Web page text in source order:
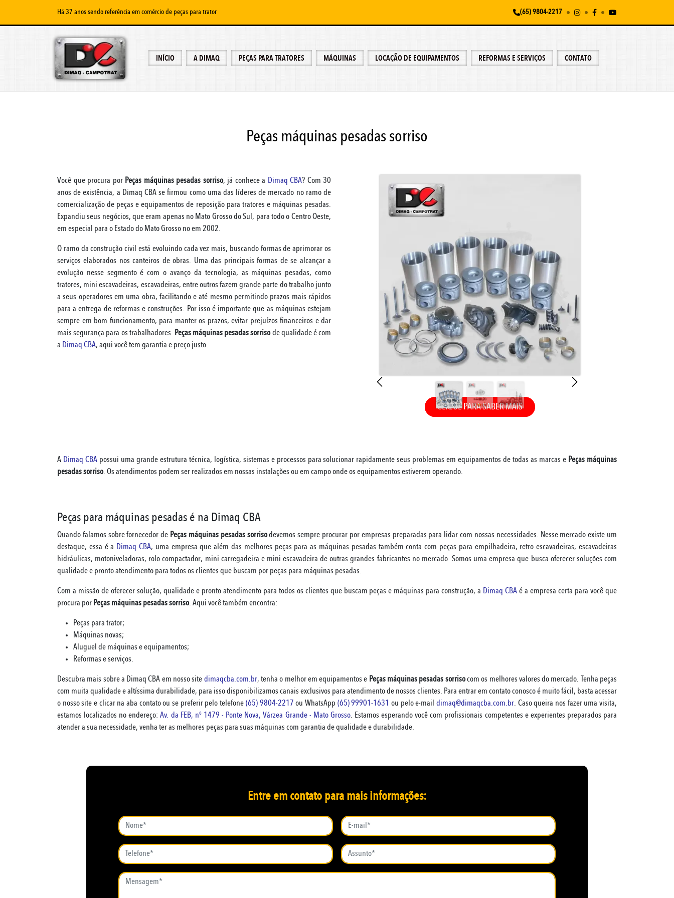
Há 37 anos sendo referência em comércio de peças para trator (65) 9804-2217
INÍCIO A DIMAQ PEÇAS PARA TRATORES MÁQUINAS LOCAÇÃO DE EQUIPAMENTOS REFORMAS E SERVIÇOS CONTATO
Peças máquinas pesadas sorriso
Você que procura por Peças máquinas pesadas sorriso, já conhece a Dimaq CBA? Com 30
anos de existência, a Dimaq CBA se firmou como uma das líderes de mercado no ramo de
comercialização de peças e equipamentos de reposição para tratores e máquinas pesadas.
Expandiu seus negócios, que eram apenas no Mato Grosso do Sul, para todo o Centro Oeste,
em especial para o Estado do Mato Grosso no em 2002.
O ramo da construção civil está evoluindo cada vez mais, buscando formas de aprimorar os
serviços elaborados nos canteiros de obras. Uma das principais formas de se alcançar a
evolução nesse segmento é com o avanço da tecnologia, as máquinas pesadas, como
tratores, mini escavadeiras, escavadeiras, entre outros fazem grande parte do trabalho junto
a seus operadores em uma obra, facilitando e até mesmo permitindo prazos mais rápidos
para a entrega de reformas e construções. Por isso é importante que as máquinas estejam
sempre em bom funcionamento, para manter os prazos, evitar prejuízos financeiros e dar
mais segurança para os trabalhadores. Peças máquinas pesadas sorrisode qualidade é com
a Dimaq CBA, aqui você tem garantia e preço justo.
CLIQUE PARA SABER MAIS
A Dimaq CBApossui uma grande estrutura técnica, logística, sistemas e processos para solucionar rapidamente seus problemas em equipamentos de todas as marcas e Peças máquinas
pesadas sorriso. Os atendimentos podem ser realizados em nossas instalações ou em campo onde os equipamentos estiverem operando.
Peças para máquinas pesadas é na Dimaq CBA
Quando falamos sobre fornecedor de Peças máquinas pesadas sorrisodevemos sempre procurar por empresas preparadas para lidar com nossas necessidades. Nesse mercado existe um
destaque, essa é a Dimaq CBA, uma empresa que além das melhores peças para as máquinas pesadas também conta com peças para empilhadeira, retro escavadeiras, escavadeiras
hidráulicas, motoniveladoras, rolo compactador, mini carregadeira e mini escavadeira de outras grandes fabricantes no mercado. Somos uma empresa que busca oferecer soluções com
qualidade e pronto atendimento para todos os clientes que buscam por peças para máquinas pesadas.
Com a missão de oferecer solução, qualidade e pronto atendimento para todos os clientes que buscam peças e máquinas para construção, a Dimaq CBA é a empresa certa para você que
procura por Peças máquinas pesadas sorriso. Aqui você também encontra:
Peças para trator;
Máquinas novas;
Aluguel de máquinas e equipamentos;
Reformas e serviços.
Descubra mais sobre a Dimaq CBA em nosso site dimaqcba.com.br, tenha o melhor em equipamentos e Peças máquinas pesadas sorrisocom os melhores valores do mercado. Tenha peças
com muita qualidade e altíssima durabilidade, para isso disponibilizamos canais exclusivos para atendimento de nossos clientes. Para entrar em contato conosco é muito fácil, basta acessar
o nosso site e clicar na aba contato ou se preferir pelo telefone (65) 9804-2217 ou WhatsApp (65) 99901-1631 ou pelo e-mail dimaq@dimaqcba.com.br. Caso queira nos fazer uma visita,
estamos localizados no endereço:Av. da FEB, nº 1479 - Ponte Nova, Várzea Grande - Mato Grosso. Estamos esperando você com profissionais competentes e experientes preparados para
atender a sua necessidade, venha ter as melhores peças para suas máquinas com garantia de qualidade e durabilidade.
Entre em contato para mais informações: